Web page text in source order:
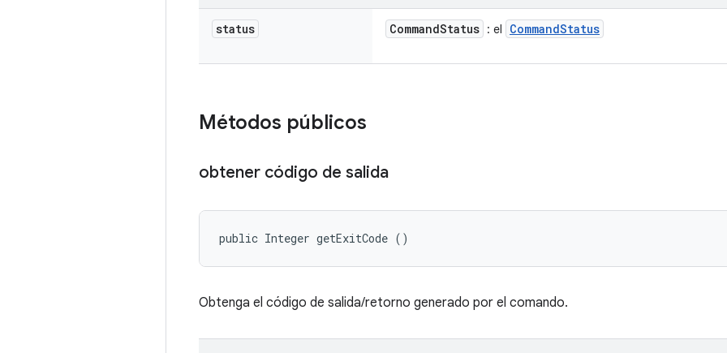
status CommandStatus : el CommandStatus
Métodos públicos
obtener código de salida
public Integer getExitCode ()
Obtenga el código de salida/retorno generado por el comando.